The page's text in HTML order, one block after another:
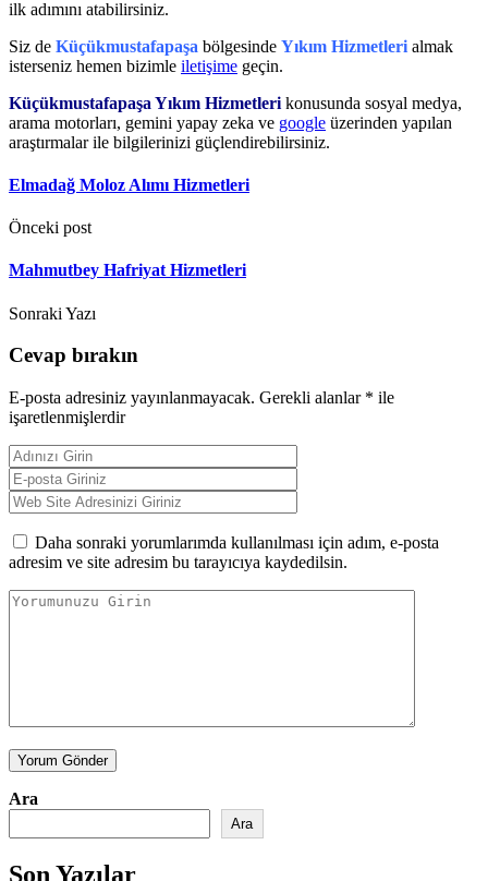
ilk adımını atabilirsiniz.
Siz de Küçükmustafapaşa bölgesinde Yıkım Hizmetleri almak
isterseniz hemen bizimle iletişime geçin.
Küçükmustafapaşa Yıkım Hizmetleri konusunda sosyal medya,
arama motorları, gemini yapay zeka ve google üzerinden yapılan
araştırmalar ile bilgilerinizi güçlendirebilirsiniz.
Elmadağ Moloz Alımı Hizmetleri
Önceki post
Mahmutbey Hafriyat Hizmetleri
Sonraki Yazı
Cevap bırakın
E-posta adresiniz yayınlanmayacak. Gerekli alanlar * ile
işaretlenmişlerdir
Daha sonraki yorumlarımda kullanılması için adım, e-posta
adresim ve site adresim bu tarayıcıya kaydedilsin.
Yorum Gönder
Ara
Ara
Son Yazılar